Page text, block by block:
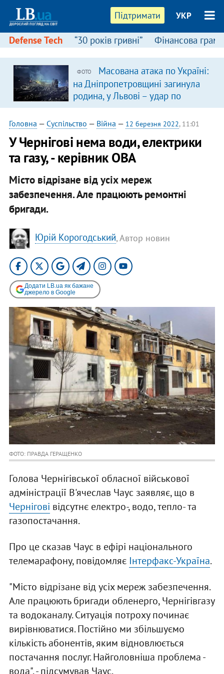
Підтримати УКР
Defense Tech “30 років гривні” Фінансова
ФОТО
Масована атака по Україні:
на Дніпропетровщині загинула
родина, у Львові – удар по
багатоповерхівках
(доповнюється)
Головна — Суспільство — Війна — 12 березня 2022, 11:01
У Чернігові нема води, електрики
та газу, - керівник ОВА
Місто відрізане від усіх мереж
забезпечення. Але працюють ремонтні
бригади.
Юрій Корогодський, Автор новин
Додати LB.ua як бажане
джерело в Google
ФОТО: ПРАВДА ГЕРАЩЕНКО
Голова Чернігівської обласної військової
адміністрації В'ячеслав Чаус заявляє, що в
Чернігові відсутнє електро-, водо, тепло- та
газопостачання.
Про це сказав Чаус в ефірі національного
телемарафону, повідомляє Інтерфакс-Україна.
"Місто відрізане від усіх мереж забезпечення.
Але працюють бригади обленерго, Чернігівгазу
та водоканалу. Ситуація потроху починає
вирівнюватися. Постійно ми збільшуємо
кількість абонентів, яким відновлюється
постачання послуг. Найголовніша проблема -
вода", - підсумував Чаус.